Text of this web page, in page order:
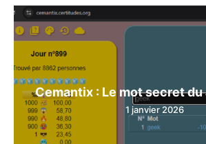
Cemantix : Le mot secret du
1 janvier 2026